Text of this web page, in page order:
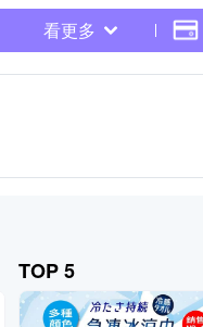
看更多
TOP 5